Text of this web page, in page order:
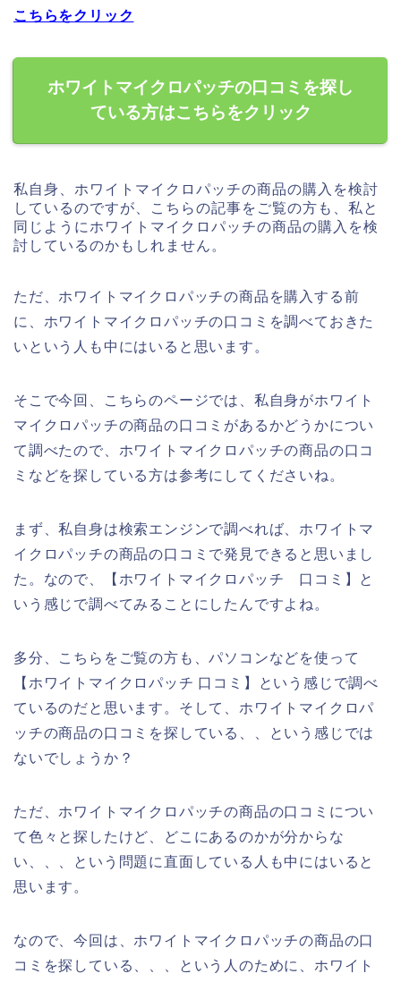
こちらをクリック
ホワイトマイクロパッチの口コミを探し
ている方はこちらをクリック
私自身、ホワイトマイクロパッチの商品の購入を検討
しているのですが、こちらの記事をご覧の方も、私と
同じようにホワイトマイクロパッチの商品の購入を検
討しているのかもしれません。
ただ、ホワイトマイクロパッチの商品を購入する前
に、ホワイトマイクロパッチの口コミを調べておきた
いという人も中にはいると思います。
そこで今回、こちらのページでは、私自身がホワイト
マイクロパッチの商品の口コミがあるかどうかについ
て調べたので、ホワイトマイクロパッチの商品の口コ
ミなどを探している方は参考にしてくださいね。
まず、私自身は検索エンジンで調べれば、ホワイトマ
イクロパッチの商品の口コミで発見できると思いまし
た。なので、【ホワイトマイクロパッチ 口コミ】と
いう感じで調べてみることにしたんですよね。
多分、こちらをご覧の方も、パソコンなどを使って
【ホワイトマイクロパッチ 口コミ】という感じで調べ
ているのだと思います。そして、ホワイトマイクロパ
ッチの商品の口コミを探している、、という感じでは
ないでしょうか？
ただ、ホワイトマイクロパッチの商品の口コミについ
て色々と探したけど、どこにあるのかが分からな
い、、、という問題に直面している人も中にはいると
思います。
なので、今回は、ホワイトマイクロパッチの商品の口
コミを探している、、、という人のために、ホワイト